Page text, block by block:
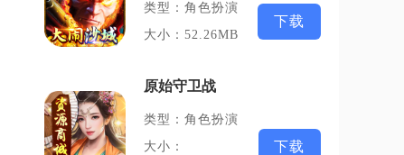
类型：角色扮演
大小：52.26MB
下载
原始守卫战
类型：角色扮演
大小：
下载